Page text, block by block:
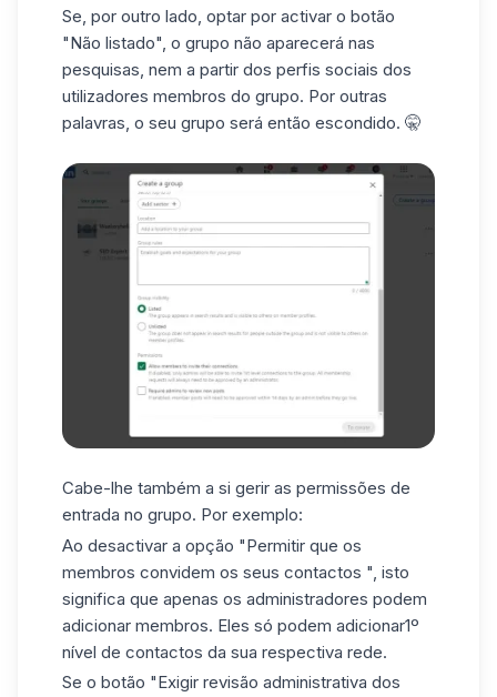
Se, por outro lado, optar por activar o botão
"Não listado", o grupo não aparecerá nas
pesquisas, nem a partir dos perfis sociais dos
utilizadores membros do grupo. Por outras
palavras, o seu grupo será então escondido. 🤫
Cabe-lhe também a si gerir as permissões de
entrada no grupo. Por exemplo:
Ao desactivar a opção "Permitir que os
membros convidem os seus contactos ", isto
significa que apenas os administradores podem
adicionar membros. Eles só podem adicionar1º
nível de contactos da sua respectiva rede.
Se o botão "Exigir revisão administrativa dos